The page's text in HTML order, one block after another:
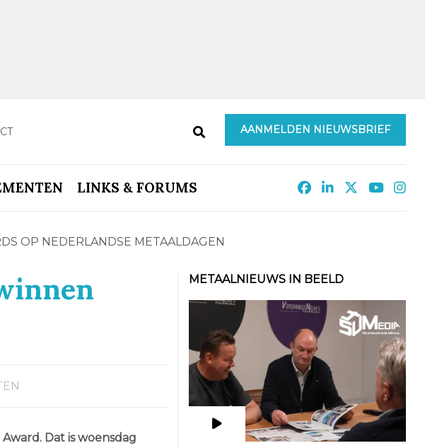
AANMELDEN NIEUWSBRIEF
LINKS & FORUMS
OP NEDERLANDSE METAALDAGEN
Dat is woensdag
METAALNIEUWS IN BEELD